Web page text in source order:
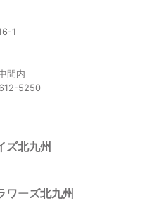
1
間内
5250
ズ北九州
ワーズ北九州